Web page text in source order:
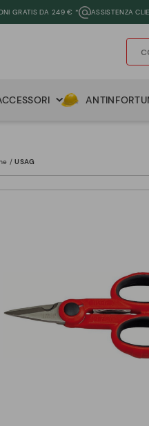
GRATIS DA 249 € * ASSISTENZA
USAG